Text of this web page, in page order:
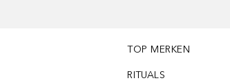
TOP MERKEN
RITUALS